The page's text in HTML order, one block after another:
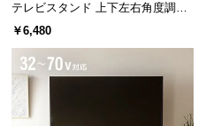
中
型
商
品
テレビスタンド 上下左右角度調節
32~70V対応
￥6,480